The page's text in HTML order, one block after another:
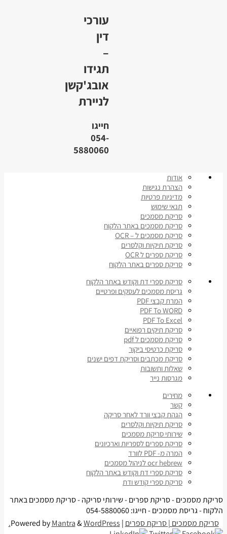
עורכי
דין
–
תגידו
אובג'קשן
לניירת
חייגו
054-
5880060
אודות
הצהרת נגישות
מדיניות פרטיות
תנאי שימוש
סריקת מסמכים
סריקת מסמכים באתר הלקוח
סריקת מסמכים ל – OCR
סריקת תיקיות וקלסרים
סריקת ספרים ל OCR
סריקת ספרים באתר הלקוח
סריקת ספרי דת וקודש באתר הלקוח
גריסת מסמכים לעסקים ופרטיים
המרת קבצי PDF
PDF To WORD
PDF To Excel
סריקת תיקים רפואיים
סריקת מסמכים ל pdf
סריקת כרטיסי ביקור
סריקת מכתבים וסריקת דפים ישנים
שאלות ותשובות
מגרסות נייר
מחירים
קשר
הגהת קבצי וורד לאחר סריקה
סריקת תיקיות וקלסרים
שירותי סריקת מסמכים
סריקת ספרים לספריות וארכיונים
המרה מ- PDF לוורד
ocr hebrew לניהול מסמכים
סריקת ספרי דת וקודש באתר הלקוח
סריקת ספרי קודש ודת
סריקת מסמכים - סריקת ספרים - שירותי סריקה - סריקת מסמכים באתר
הלקוח - גריסת מסמכים - חייגו: 054-5880060
סריקת מסמכים | סריקת ספרים | Powered by
Mantra&WordPress.